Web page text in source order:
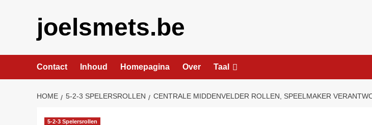
joelsmets.be
Contact Inhoud Homepagina Over Taal
HOME 5-2-3 SPELERSROLLEN CENTRALE MIDDENVELDER ROLLEN, SPEELMAKER
5-2-3 Spelersrollen